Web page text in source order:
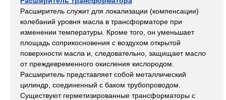
Расширитель служит для локализации (компенсации)
колебаний уровня масла в трансформаторе при
изменении температуры. Кроме того, он уменьшает
площадь соприкосновения с воздухом открытой
поверхности масла и, следовательно, защищает масло
от преждевременного окисления кислородом.
Расширитель представляет собой металлический
цилиндр, соединенный с баком трубопроводом.
Существуют герметизированные трансформаторы с